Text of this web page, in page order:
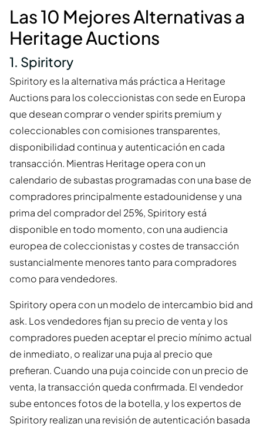
Las 10 Mejores Alternativas a
Heritage Auctions
1. Spiritory
Spiritory es la alternativa más práctica a Heritage
Auctions para los coleccionistas con sede en Europa
que desean comprar o vender spirits premium y
coleccionables con comisiones transparentes,
disponibilidad continua y autenticación en cada
transacción. Mientras Heritage opera con un
calendario de subastas programadas con una base de
compradores principalmente estadounidense y una
prima del comprador del 25%, Spiritory está
disponible en todo momento, con una audiencia
europea de coleccionistas y costes de transacción
sustancialmente menores tanto para compradores
como para vendedores.
Spiritory opera con un modelo de intercambio bid and
ask. Los vendedores fijan su precio de venta y los
compradores pueden aceptar el precio mínimo actual
de inmediato, o realizar una puja al precio que
prefieran. Cuando una puja coincide con un precio de
venta, la transacción queda confirmada. El vendedor
sube entonces fotos de la botella, y los expertos de
Spiritory realizan una revisión de autenticación basada